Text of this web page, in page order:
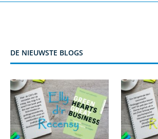
DE NIEUWSTE BLOGS